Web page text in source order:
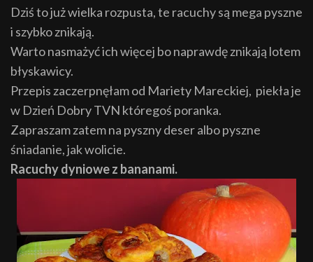
Dziś to już wielka rozpusta, te racuchy są mega pyszne
i szybko znikają.
Warto nasmażyć ich więcej bo naprawdę znikają lotem
błyskawicy.
Przepis zaczerpnęłam od Mariety Mareckiej, piekła je
w Dzień Dobry TVN któregoś poranka.
Zapraszam zatem na pyszny deser albo pyszne
śniadanie, jak wolicie.
Racuchy dyniowe z bananami.